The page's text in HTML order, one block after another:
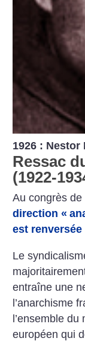
1926 :
Ressac
(1922-
Au congrès
direction «
est renversée
Le
entraîne une
l’anarchisme
l’ensemble
européen qui